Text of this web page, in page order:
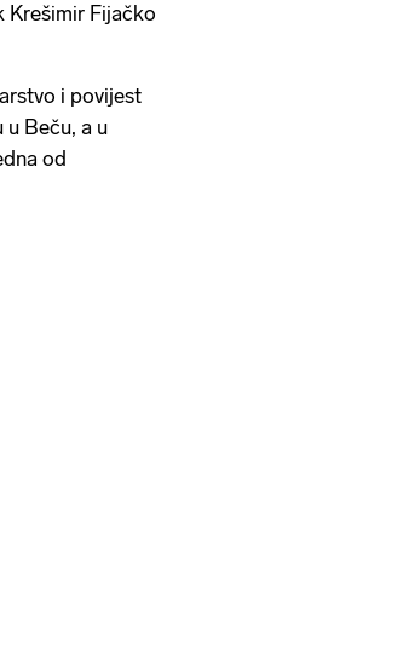
Krešimir Fijačko
i povijest
Beču, a u
od